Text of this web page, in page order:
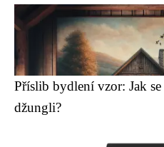
Příslib bydlení vzor: Jak
džungli?